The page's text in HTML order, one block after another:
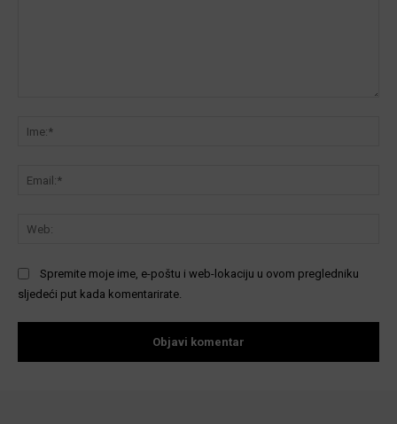
Spremite moje ime, e-poštu i web-lokaciju u ovom pregledniku
sljedeći put kada komentarirate.